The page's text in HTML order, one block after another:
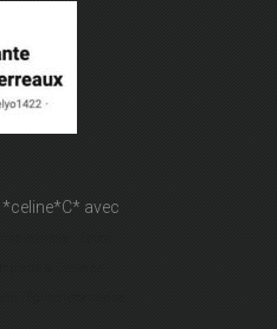
*celine*C* avec